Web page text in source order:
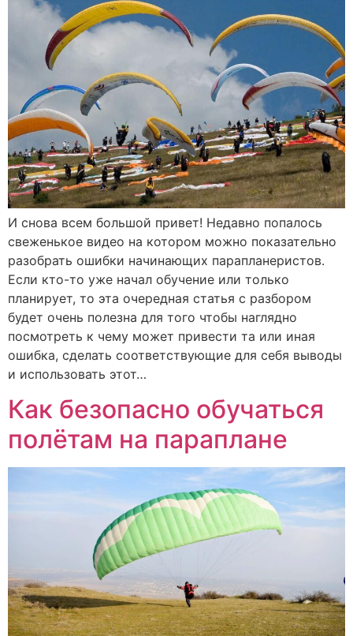
И снова всем большой привет! Недавно попалось
свеженькое видео на котором можно показательно
разобрать ошибки начинающих парапланеристов.
Если кто-то уже начал обучение или только
планирует, то эта очередная статья с разбором
будет очень полезна для того чтобы наглядно
посмотреть к чему может привести та или иная
ошибка, сделать соответствующие для себя выводы
и использовать этот…
Как безопасно обучаться
полётам на параплане